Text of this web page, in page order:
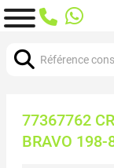
77367762
BRAVO 198-